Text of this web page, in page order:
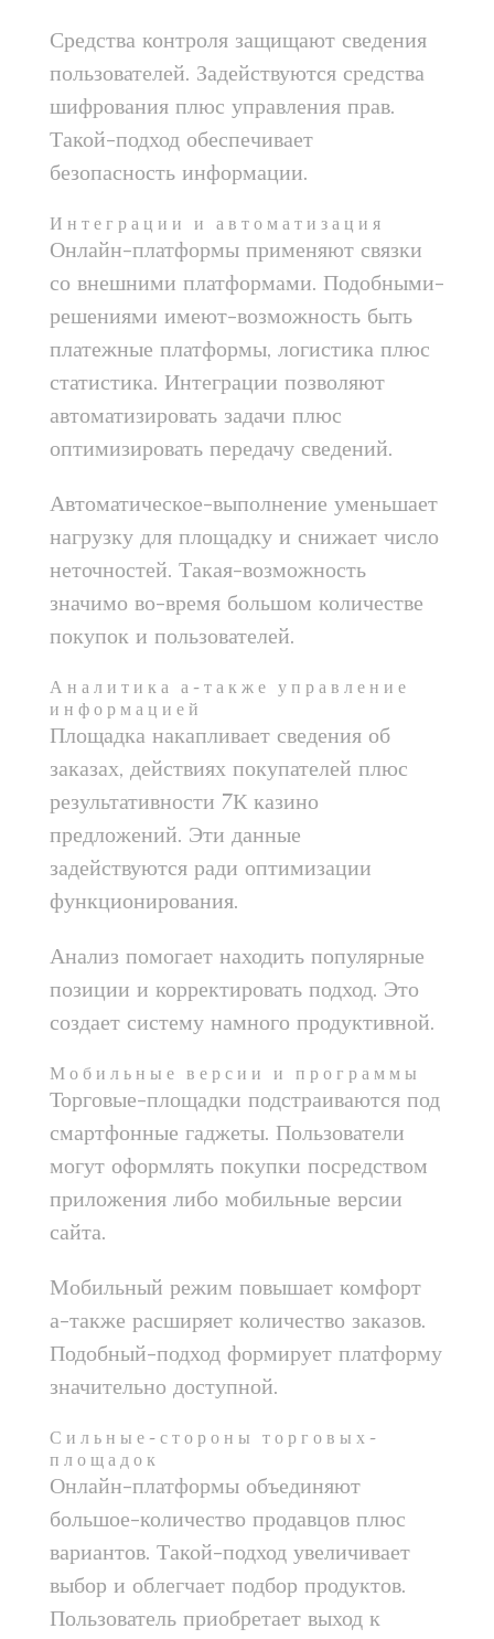
Средства контроля защищают сведения
пользователей. Задействуются средства
шифрования плюс управления прав.
Такой-подход обеспечивает
безопасность информации.
Интеграции и автоматизация
Онлайн-платформы применяют связки
со внешними платформами. Подобными-
решениями имеют-возможность быть
платежные платформы, логистика плюс
статистика. Интеграции позволяют
автоматизировать задачи плюс
оптимизировать передачу сведений.
Автоматическое-выполнение уменьшает
нагрузку для площадку и снижает число
неточностей. Такая-возможность
значимо во-время большом количестве
покупок и пользователей.
Аналитика а-также управление
информацией
Площадка накапливает сведения об
заказах, действиях покупателей плюс
результативности 7К казино
предложений. Эти данные
задействуются ради оптимизации
функционирования.
Анализ помогает находить популярные
позиции и корректировать подход. Это
создает систему намного продуктивной.
Мобильные версии и программы
Торговые-площадки подстраиваются под
смартфонные гаджеты. Пользователи
могут оформлять покупки посредством
приложения либо мобильные версии
сайта.
Мобильный режим повышает комфорт
а-также расширяет количество заказов.
Подобный-подход формирует платформу
значительно доступной.
Сильные-стороны торговых-
площадок
Онлайн-платформы объединяют
большое-количество продавцов плюс
вариантов. Такой-подход увеличивает
выбор и облегчает подбор продуктов.
Пользователь приобретает выход к